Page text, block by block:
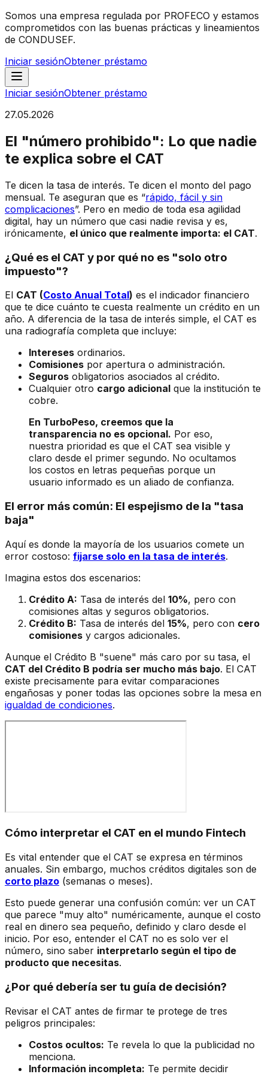
Somos una empresa regulada por PROFECO y estamos
comprometidos con las buenas prácticas y lineamientos
de CONDUSEF.
Iniciar sesiónObtener préstamo
Iniciar sesiónObtener préstamo
27.05.2026
El "número prohibido": Lo que nadie
te explica sobre el CAT
Te dicen la tasa de interés. Te dicen el monto del pago
mensual. Te aseguran que es “rápido, fácil y sin
complicaciones”. Pero en medio de toda esa agilidad
digital, hay un número que casi nadie revisa y es,
irónicamente, el único que realmente importa: el CAT.
¿Qué es el CAT y por qué no es "solo otro
impuesto"?
El CAT (Costo Anual Total) es el indicador financiero
que te dice cuánto te cuesta realmente un crédito en un
año. A diferencia de la tasa de interés simple, el CAT es
una radiografía completa que incluye:
Intereses ordinarios.
Comisiones por apertura o administración.
Seguros obligatorios asociados al crédito.
Cualquier otro cargo adicional que la institución te
cobre.
En TurboPeso, creemos que la
transparencia no es opcional. Por eso,
nuestra prioridad es que el CAT sea visible y
claro desde el primer segundo. No ocultamos
los costos en letras pequeñas porque un
usuario informado es un aliado de confianza.
El error más común: El espejismo de la "tasa
baja"
Aquí es donde la mayoría de los usuarios comete un
error costoso: fijarse solo en la tasa de interés.
Imagina estos dos escenarios:
Crédito A: Tasa de interés del 10%, pero con
comisiones altas y seguros obligatorios.
Crédito B: Tasa de interés del 15%, pero con cero
comisiones y cargos adicionales.
Aunque el Crédito B "suene" más caro por su tasa, el
CAT del Crédito B podría ser mucho más bajo. El CAT
existe precisamente para evitar comparaciones
engañosas y poner todas las opciones sobre la mesa en
igualdad de condiciones.
Cómo interpretar el CAT en el mundo Fintech
Es vital entender que el CAT se expresa en términos
anuales. Sin embargo, muchos créditos digitales son de
corto plazo (semanas o meses).
Esto puede generar una confusión común: ver un CAT
que parece "muy alto" numéricamente, aunque el costo
real en dinero sea pequeño, definido y claro desde el
inicio. Por eso, entender el CAT no es solo ver el
número, sino saber interpretarlo según el tipo de
producto que necesitas.
¿Por qué debería ser tu guía de decisión?
Revisar el CAT antes de firmar te protege de tres
peligros principales:
Costos ocultos: Te revela lo que la publicidad no
menciona.
Información incompleta: Te permite decidir